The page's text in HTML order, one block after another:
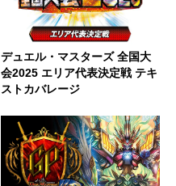
デュエル・マスターズ 全国大
会2025 エリア代表決定戦 テキ
ストカバレージ